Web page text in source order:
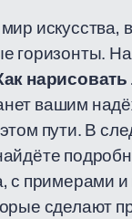
искусства,
горизонты.
вашим
пути. В
с примерами
сделают